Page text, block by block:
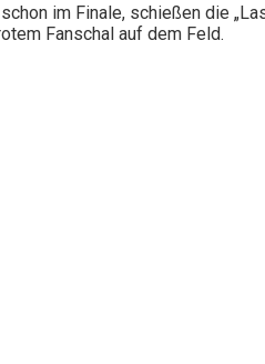
im Finale, schießen die
Fanschal auf dem Feld.